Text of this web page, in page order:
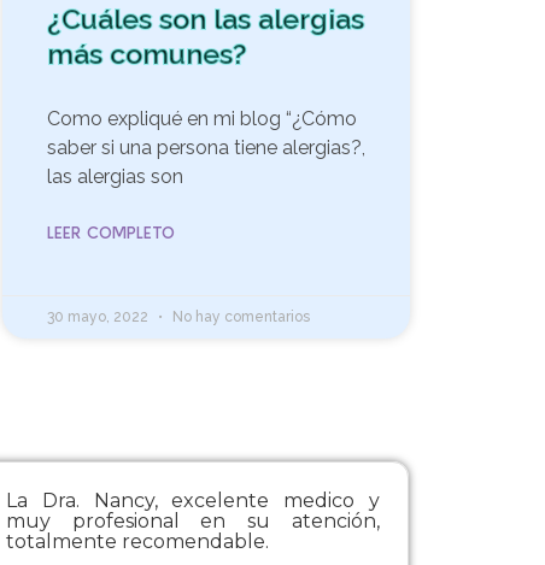
¿Cuáles son las alergias
más comunes?
Como expliqué en mi blog “¿Cómo
saber si una persona tiene alergias?,
las alergias son
LEER COMPLETO
30 mayo, 2022 No hay comentarios
La Dra. Nancy, excelente medico y
muy profesional en su atención,
totalmente recomendable.